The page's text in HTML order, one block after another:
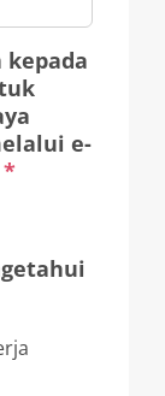
kepada
e-
*